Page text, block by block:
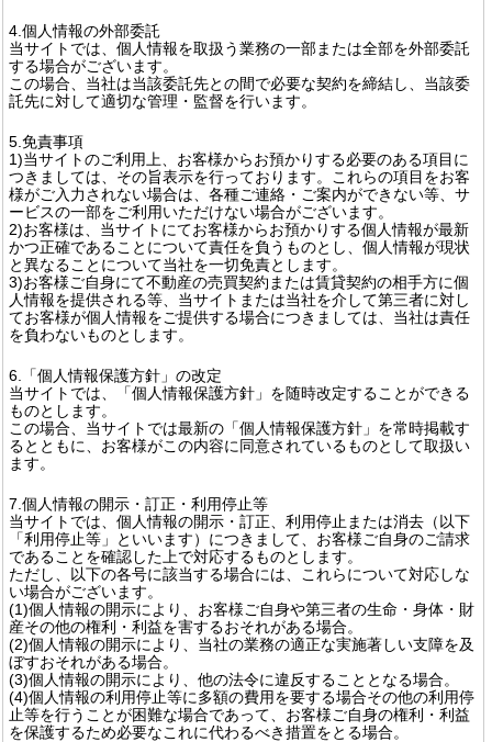
4.個人情報の外部委託
当サイトでは、個人情報を取扱う業務の一部または全部を外部委託
する場合がございます。
この場合、当社は当該委託先との間で必要な契約を締結し、当該委
託先に対して適切な管理・監督を行います。
5.免責事項
1)当サイトのご利用上、お客様からお預かりする必要のある項目に
つきましては、その旨表示を行っております。これらの項目をお客
様がご入力されない場合は、各種ご連絡・ご案内ができない等、サ
ービスの一部をご利用いただけない場合がございます。
2)お客様は、当サイトにてお客様からお預かりする個人情報が最新
かつ正確であることについて責任を負うものとし、個人情報が現状
と異なることについて当社を一切免責とします。
3)お客様ご自身にて不動産の売買契約または賃貸契約の相手方に個
人情報を提供される等、当サイトまたは当社を介して第三者に対し
てお客様が個人情報をご提供する場合につきましては、当社は責任
を負わないものとします。
6.「個人情報保護方針」の改定
当サイトでは、「個人情報保護方針」を随時改定することができる
ものとします。
この場合、当サイトでは最新の「個人情報保護方針」を常時掲載す
るとともに、お客様がこの内容に同意されているものとして取扱い
ます。
7.個人情報の開示・訂正・利用停止等
当サイトでは、個人情報の開示・訂正、利用停止または消去（以下
「利用停止等」といいます）につきまして、お客様ご自身のご請求
であることを確認した上で対応するものとします。
ただし、以下の各号に該当する場合には、これらについて対応しな
い場合がございます。
(1)個人情報の開示により、お客様ご自身や第三者の生命・身体・財
産その他の権利・利益を害するおそれがある場合。
(2)個人情報の開示により、当社の業務の適正な実施著しい支障を及
ぼすおそれがある場合。
(3)個人情報の開示により、他の法令に違反することとなる場合。
(4)個人情報の利用停止等に多額の費用を要する場合その他の利用停
止等を行うことが困難な場合であって、お客様ご自身の権利・利益
を保護するため必要なこれに代わるべき措置をとる場合。